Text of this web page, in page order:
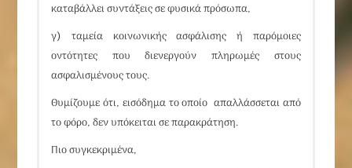
καταβάλλει συντάξεις σε φυσικά πρόσωπα,
γ) ταμεία κοινωνικής ασφάλισης ή παρόμοιες
οντότητες που διενεργούν πληρωμές στους
ασφαλισμένους τους.
Θυμίζουμε ότι, εισόδημα το οποίο απαλλάσσεται από
το φόρο, δεν υπόκειται σε παρακράτηση.
Πιο συγκεκριμένα,